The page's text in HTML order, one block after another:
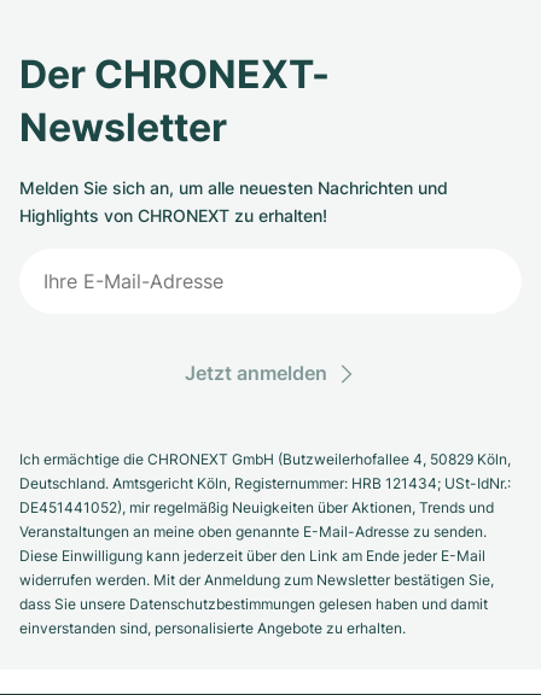
Der CHRONEXT-
Newsletter
Melden Sie sich an, um alle neuesten Nachrichten und
Highlights von CHRONEXT zu erhalten!
Jetzt anmelden
Ich ermächtige die CHRONEXT GmbH (Butzweilerhofallee 4, 50829 Köln,
Deutschland. Amtsgericht Köln, Registernummer: HRB 121434; USt-IdNr.:
DE451441052), mir regelmäßig Neuigkeiten über Aktionen, Trends und
Veranstaltungen an meine oben genannte E-Mail-Adresse zu senden.
Diese Einwilligung kann jederzeit über den Link am Ende jeder E-Mail
widerrufen werden. Mit der Anmeldung zum Newsletter bestätigen Sie,
dass Sie unsere Datenschutzbestimmungen gelesen haben und damit
einverstanden sind, personalisierte Angebote zu erhalten.